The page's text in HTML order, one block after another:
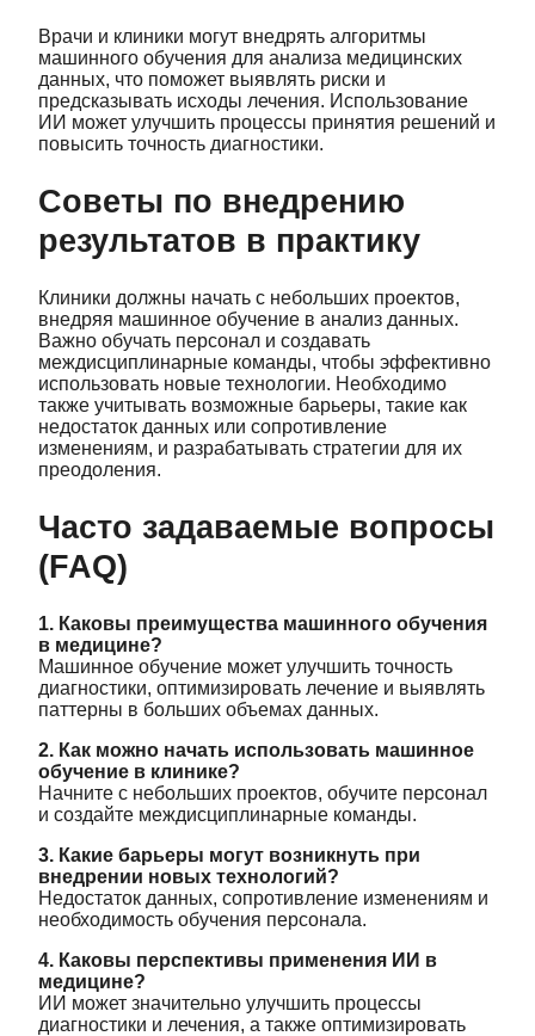
Врачи и клиники могут внедрять алгоритмы
машинного обучения для анализа медицинских
данных, что поможет выявлять риски и
предсказывать исходы лечения. Использование
ИИ может улучшить процессы принятия решений и
повысить точность диагностики.
Советы по внедрению
результатов в практику
Клиники должны начать с небольших проектов,
внедряя машинное обучение в анализ данных.
Важно обучать персонал и создавать
междисциплинарные команды, чтобы эффективно
использовать новые технологии. Необходимо
также учитывать возможные барьеры, такие как
недостаток данных или сопротивление
изменениям, и разрабатывать стратегии для их
преодоления.
Часто задаваемые вопросы
(FAQ)
1. Каковы преимущества машинного обучения
в медицине?
Машинное обучение может улучшить точность
диагностики, оптимизировать лечение и выявлять
паттерны в больших объемах данных.
2. Как можно начать использовать машинное
обучение в клинике?
Начните с небольших проектов, обучите персонал
и создайте междисциплинарные команды.
3. Какие барьеры могут возникнуть при
внедрении новых технологий?
Недостаток данных, сопротивление изменениям и
необходимость обучения персонала.
4. Каковы перспективы применения ИИ в
медицине?
ИИ может значительно улучшить процессы
диагностики и лечения, а также оптимизировать